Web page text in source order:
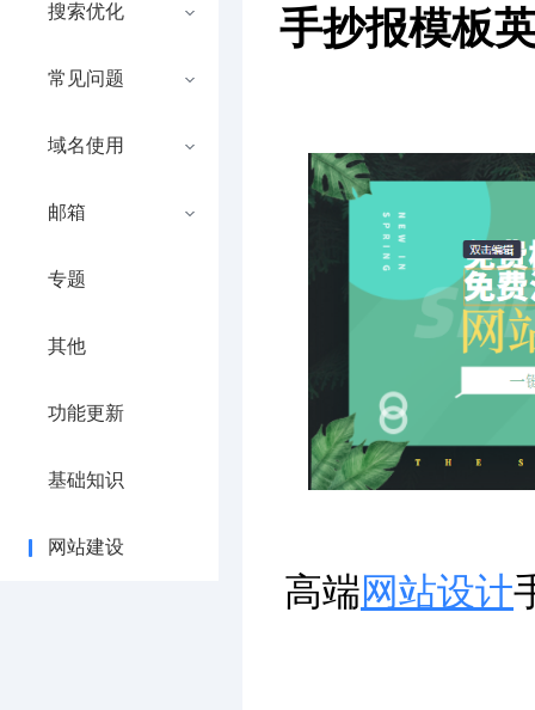
搜索优化
常见问题
域名使用
邮箱
专题
其他
功能更新
基础知识
网站建设
手抄报模板
高端网站设计